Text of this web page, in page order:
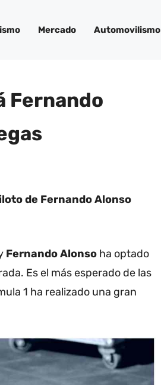
Mercado Automovilismo
Fernando
de Fernando Alonso
Fernando Alonso ha optado
Es el más esperado de las
1 ha realizado una gran